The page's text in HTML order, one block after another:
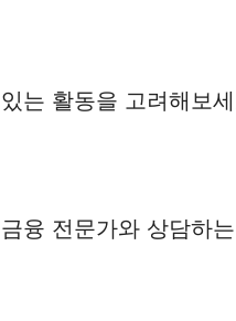
는 활동을 고려해보
융 전문가와 상담하